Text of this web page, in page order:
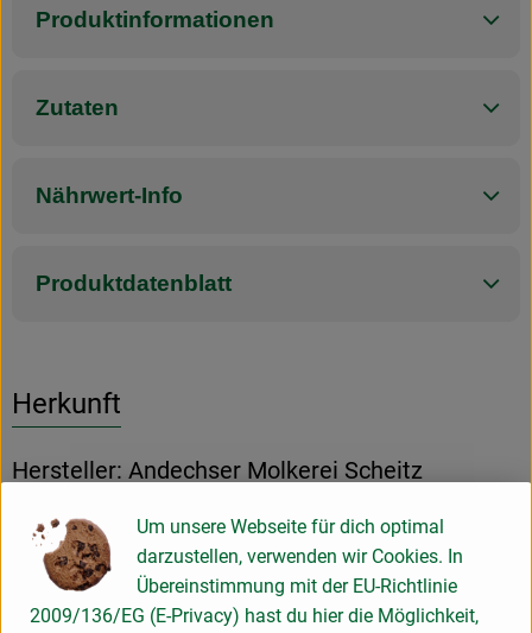
Produktinformationen
Zutaten
Nährwert-Info
Produktdatenblatt
Herkunft
Hersteller: Andechser Molkerei Scheitz
Deutschland
Andechser Molkerei Scheitz GmbH
Um unsere Webseite für dich optimal
darzustellen, verwenden wir Cookies. In
Übereinstimmung mit der EU-Richtlinie
2009/136/EG (E-Privacy) hast du hier die Möglichkeit,